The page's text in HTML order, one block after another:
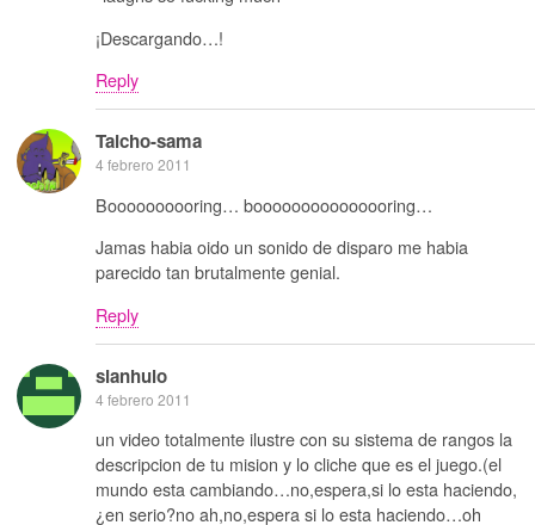
¡Descargando…!
Reply
Taicho-sama
4 febrero 2011
Boooooooooring… booooooooooooooring…
Jamas habia oido un sonido de disparo me habia
parecido tan brutalmente genial.
Reply
sianhulo
4 febrero 2011
un video totalmente ilustre con su sistema de rangos la
descripcion de tu mision y lo cliche que es el juego.(el
mundo esta cambiando…no,espera,si lo esta haciendo,
¿en serio?no ah,no,espera si lo esta haciendo…oh